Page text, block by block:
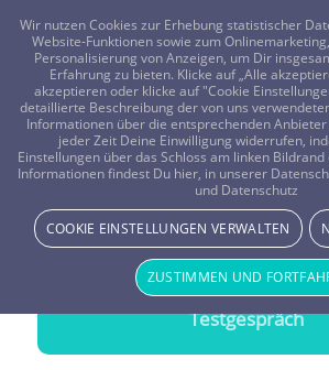
FRAGEN? KOSTENLOS ANRUFEN:
Feld der Ahnen
Treffsichere Beratung durch dasFeld
20 Minuten gratis
Wähle einen Berater und
Testgespräch
Wir nutzen Cookies zur Erhebung statistischer
Website-Funktionen sowie zum
Personalisierung von Anzeigen, um Dir
Erfahrung zu bieten. Klicke auf „Alle
akzeptieren oder klicke auf "Cookie
detaillierte Beschreibung der von uns
Informationen über die entsprechenden
jeder Zeit Deine Einwilligung widerrufen,
Einstellungen über das Schloss am linken
Informationen findest Du hier, in unserer
und Datenschutz
COOKIE EINSTELLUNGEN VERWALTEN
ZUSTIMMEN UND